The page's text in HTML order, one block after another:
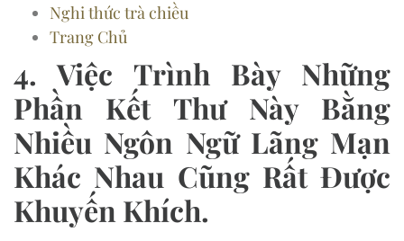
Nghi thức trà chiều
Trang Chủ
4. Việc Trình Bày Những
Phần Kết Thư Này Bằng
Nhiều Ngôn Ngữ Lãng Mạn
Khác Nhau Cũng Rất Được
Khuyến Khích.